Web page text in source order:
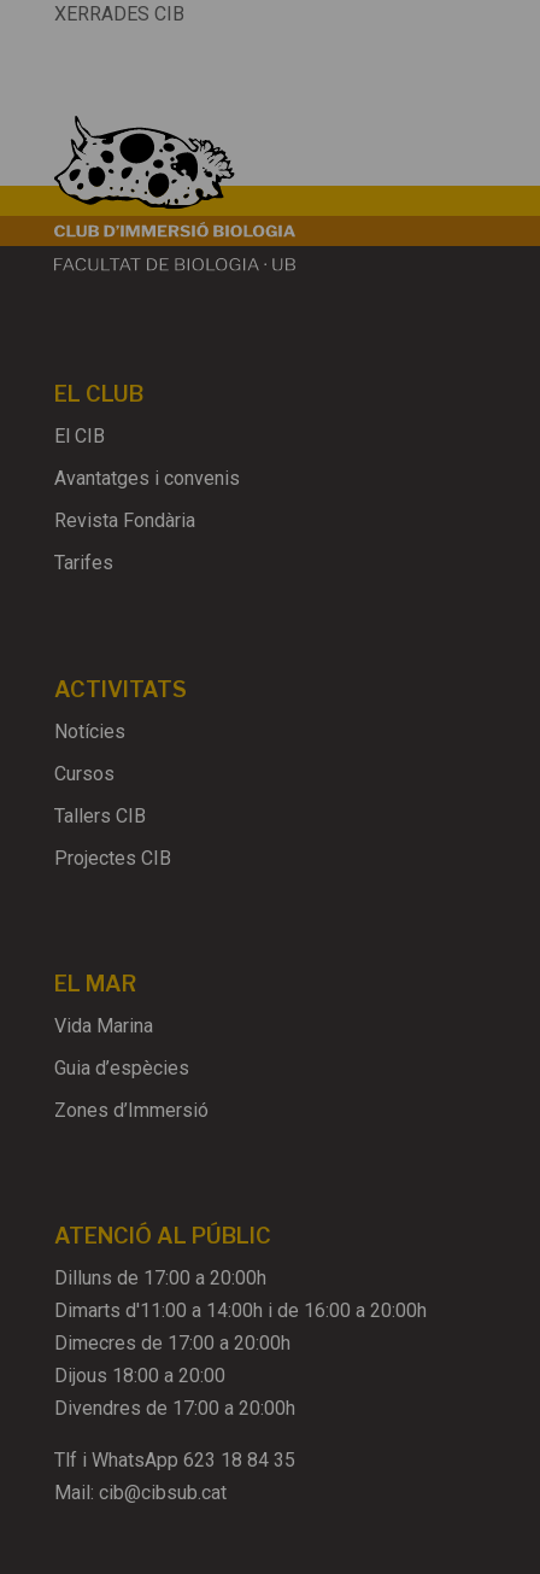
XERRADES CIB
EL CLUB
El CIB
Avantatges i convenis
Revista Fondària
Tarifes
ACTIVITATS
Notícies
Cursos
Tallers CIB
Projectes CIB
EL MAR
Vida Marina
Guia d’espècies
Zones d’Immersió
ATENCIÓ AL PÚBLIC
Dilluns de 17:00 a 20:00h
Dimarts d'11:00 a 14:00h i de 16:00 a 20:00h
Dimecres de 17:00 a 20:00h
Dijous 18:00 a 20:00
Divendres de 17:00 a 20:00h
Tlf i WhatsApp 623 18 84 35
Mail: cib@cibsub.cat